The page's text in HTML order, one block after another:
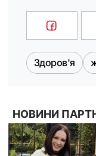
Здоров'я